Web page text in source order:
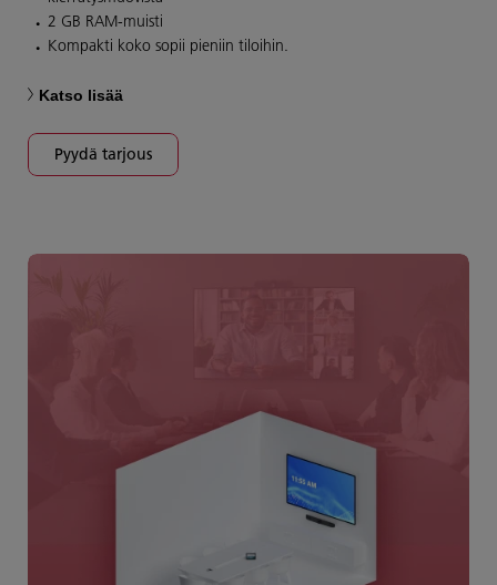
2 GB RAM-muisti
Kompakti koko sopii pieniin tiloihin.
Katso lisää
Pyydä tarjous